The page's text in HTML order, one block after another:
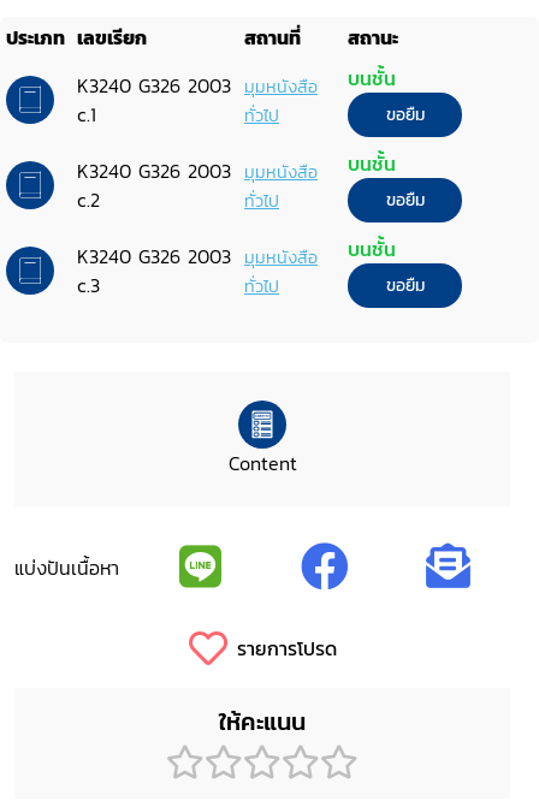
ประเภท เลขเรียก สถานที่
สถานะ
K3240 G326 2003
c.1
มุมหนังสือ
ทั่วไป
บนชั้น
ขอยืม
K3240 G326 2003
c.2
มุมหนังสือ
ทั่วไป
บนชั้น
ขอยืม
K3240 G326 2003
c.3
มุมหนังสือ
ทั่วไป
บนชั้น
ขอยืม
Content
แบ่งปันเนื้อหา
รายการโปรด
ให้คะแนน